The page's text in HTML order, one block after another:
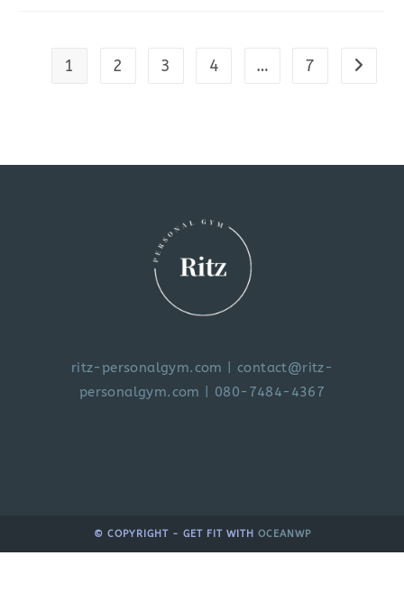
1 2 3 4 … 7 次のペ
ritz-personalgym.com
contact@ritz-
personalgym.com | 080-7484-4367
© COPYRIGHT - GET FIT WITH OCEANWP